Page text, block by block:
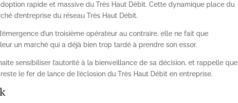
rapide et massive du Très Haut Débit. Cette dynamique place du
d’entreprise du réseau Très Haut Débit.
d’un troisième opérateur au contraire, elle ne fait que
un marché qui a déjà bien trop tardé à prendre son essor.
sensibiliser l’autorité à la bienveillance de sa décision, et rappelle que
le fer de lance de l’éclosion du Très Haut Débit en entreprise.